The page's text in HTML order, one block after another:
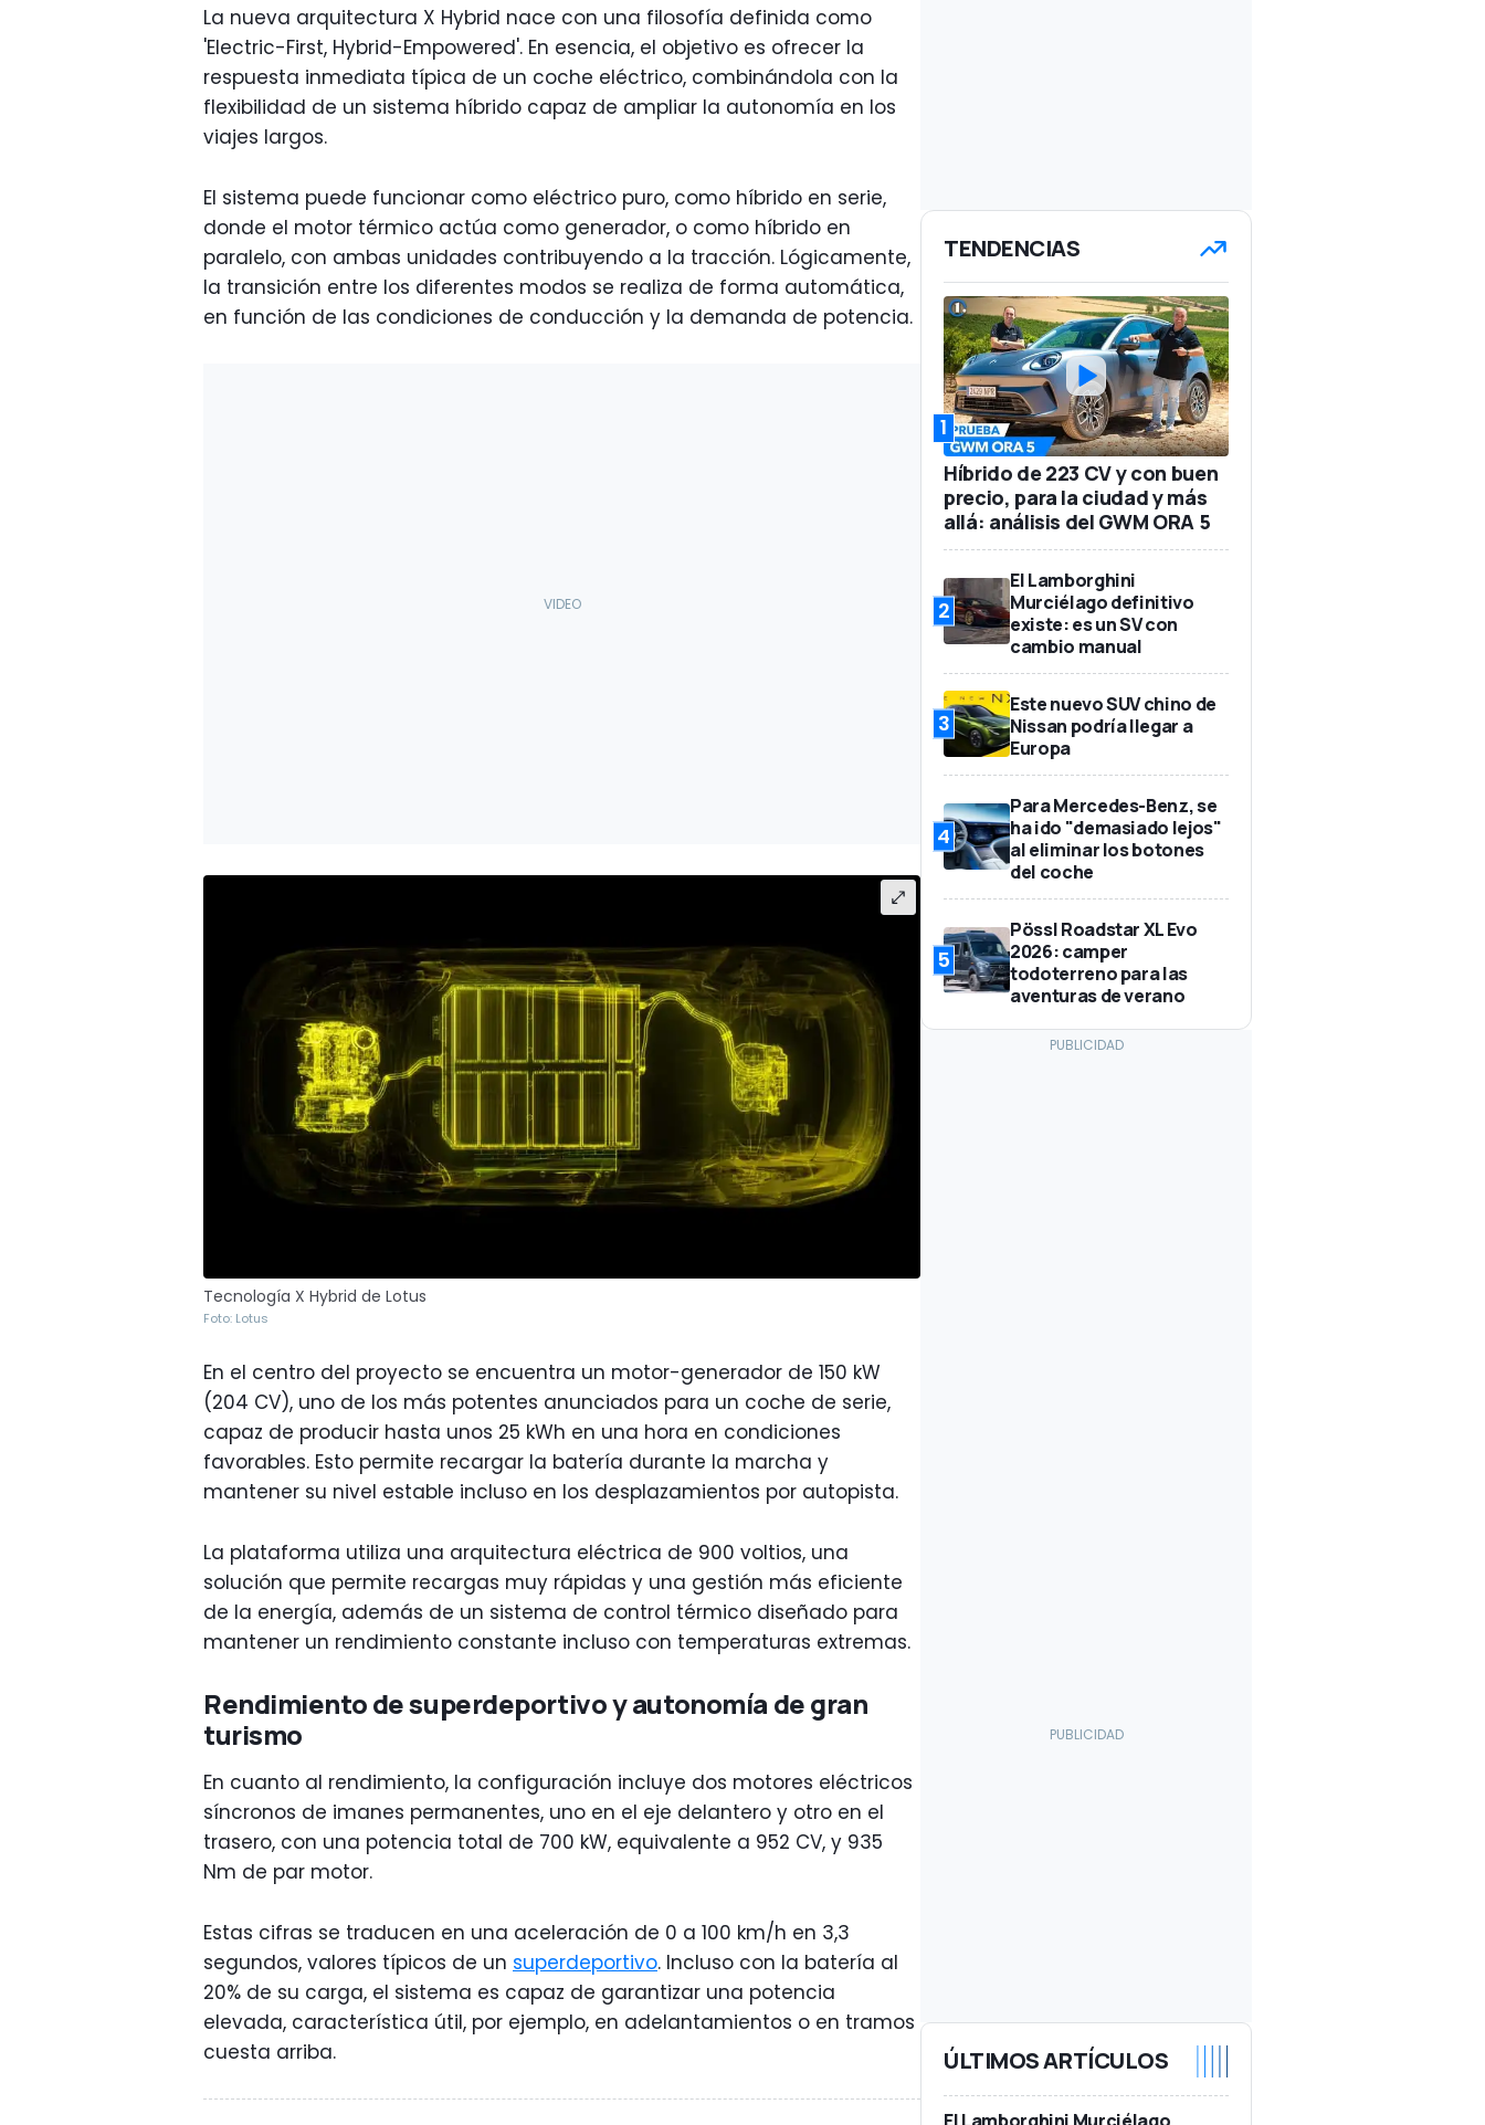
La nueva arquitectura X Hybrid nace con una filosofía definida como
'Electric-First, Hybrid-Empowered'. En esencia, el objetivo es ofrecer la
respuesta inmediata típica de un coche eléctrico, combinándola con la
flexibilidad de un sistema híbrido capaz de ampliar la autonomía en los
viajes largos.
El sistema puede funcionar como eléctrico puro, como híbrido en serie,
donde el motor térmico actúa como generador, o como híbrido en
paralelo, con ambas unidades contribuyendo a la tracción. Lógicamente,
la transición entre los diferentes modos se realiza de forma automática,
en función de las condiciones de conducción y la demanda de potencia.
Tecnología X Hybrid de Lotus
Foto: Lotus
En el centro del proyecto se encuentra un motor-generador de 150 kW
(204 CV), uno de los más potentes anunciados para un coche de serie,
capaz de producir hasta unos 25 kWh en una hora en condiciones
favorables. Esto permite recargar la batería durante la marcha y
mantener su nivel estable incluso en los desplazamientos por autopista.
La plataforma utiliza una arquitectura eléctrica de 900 voltios, una
solución que permite recargas muy rápidas y una gestión más eficiente
de la energía, además de un sistema de control térmico diseñado para
mantener un rendimiento constante incluso con temperaturas extremas.
Rendimiento de superdeportivo y autonomía de gran
turismo
En cuanto al rendimiento, la configuración incluye dos motores eléctricos
síncronos de imanes permanentes, uno en el eje delantero y otro en el
trasero, con una potencia total de 700 kW, equivalente a 952 CV, y 935
Nm de par motor.
Estas cifras se traducen en una aceleración de 0 a 100 km/h en 3,3
segundos, valores típicos de un superdeportivo. Incluso con la batería al
20% de su carga, el sistema es capaz de garantizar una potencia
elevada, característica útil, por ejemplo, en adelantamientos o en tramos
cuesta arriba.
TENDENCIAS
1
Híbrido de 223 CV y con buen
precio, para la ciudad y más
allá: análisis del GWM ORA 5
2
El Lamborghini
Murciélago definitivo
existe: es un SV con
cambio manual
3
Este nuevo SUV chino de
Nissan podría llegar a
Europa
4
Para Mercedes-Benz, se
ha ido "demasiado lejos"
al eliminar los botones
del coche
5
Pössl Roadstar XL Evo
2026: camper
todoterreno para las
aventuras de verano
ÚLTIMOS ARTÍCULOS